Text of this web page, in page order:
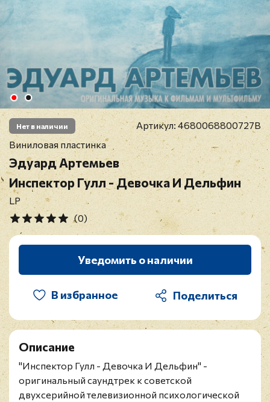
Нет в наличии Артикул: 4680068800727B
Виниловая пластинка
Эдуард Артемьев
Инспектор Гулл - Девочка И Дельфин
LP
(0)
Уведомить о наличии
В избранное
Описание
"Инспектор Гулл - Девочка И Дельфин" -
оригинальный саундтрек к советской
двухсерийной телевизионной психологической